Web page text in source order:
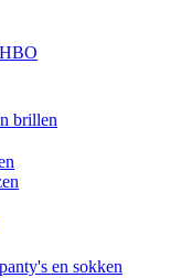
brillen
en sokken